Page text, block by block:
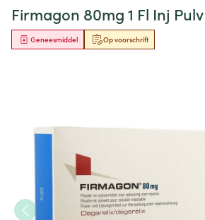
Firmagon 80mg 1 Fl Inj
Op voorschrift
Geneesmiddel